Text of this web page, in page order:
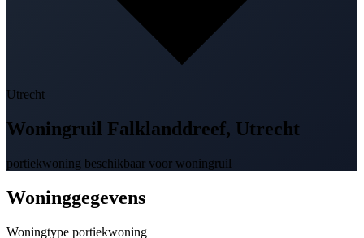
Utrecht
Woningruil Falklanddreef, Utrecht
portiekwoning beschikbaar voor woningruil
Woninggegevens
Woningtype portiekwoning